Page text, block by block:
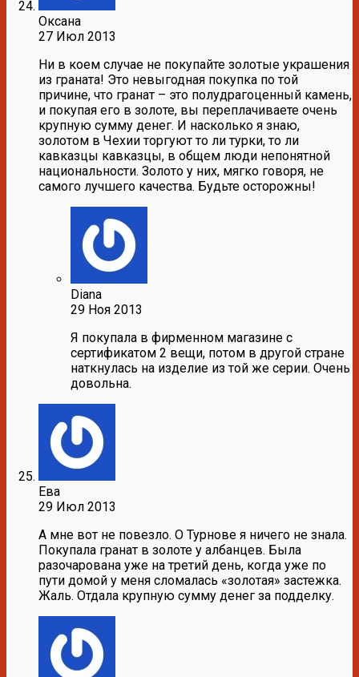
Оксана
27 Июл 2013
Ни в коем случае не покупайте золотые украшения
из граната! Это невыгодная покупка по той
причине, что гранат – это полудрагоценный камень,
и покупая его в золоте, вы переплачиваете очень
крупную сумму денег. И насколько я знаю,
золотом в Чехии торгуют то ли турки, то ли
кавказцы кавказцы, в общем люди непонятной
национальности. Золото у них, мягко говоря, не
самого лучшего качества. Будьте осторожны!
Diana
29 Ноя 2013
Я покупала в фирменном магазине с
сертификатом 2 вещи, потом в другой стране
наткнулась на изделие из той же серии. Очень
довольна.
Ева
29 Июл 2013
А мне вот не повезло. О Турнове я ничего не знала.
Покупала гранат в золоте у албанцев. Была
разочарована уже на третий день, когда уже по
пути домой у меня сломалась «золотая» застежка.
Жаль. Отдала крупную сумму денег за подделку.